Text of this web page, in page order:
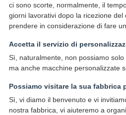
ci sono scorte, normalmente, il
giorni lavorativi dopo la ricezione del
prendere in considerazione di fare
Accetta il servizio di
Sì, naturalmente, non possiamo solo
ma anche macchine personalizzate
Possiamo visitare la sua fabbrica
Sì, vi diamo il benvenuto e vi
nostra fabbrica, vi aiuteremo a